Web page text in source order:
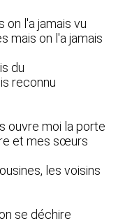
on l'a jamais vu
mais on l'a jamais
du
reconnu
ouvre moi la porte
et mes sœurs
les voisins
se déchire